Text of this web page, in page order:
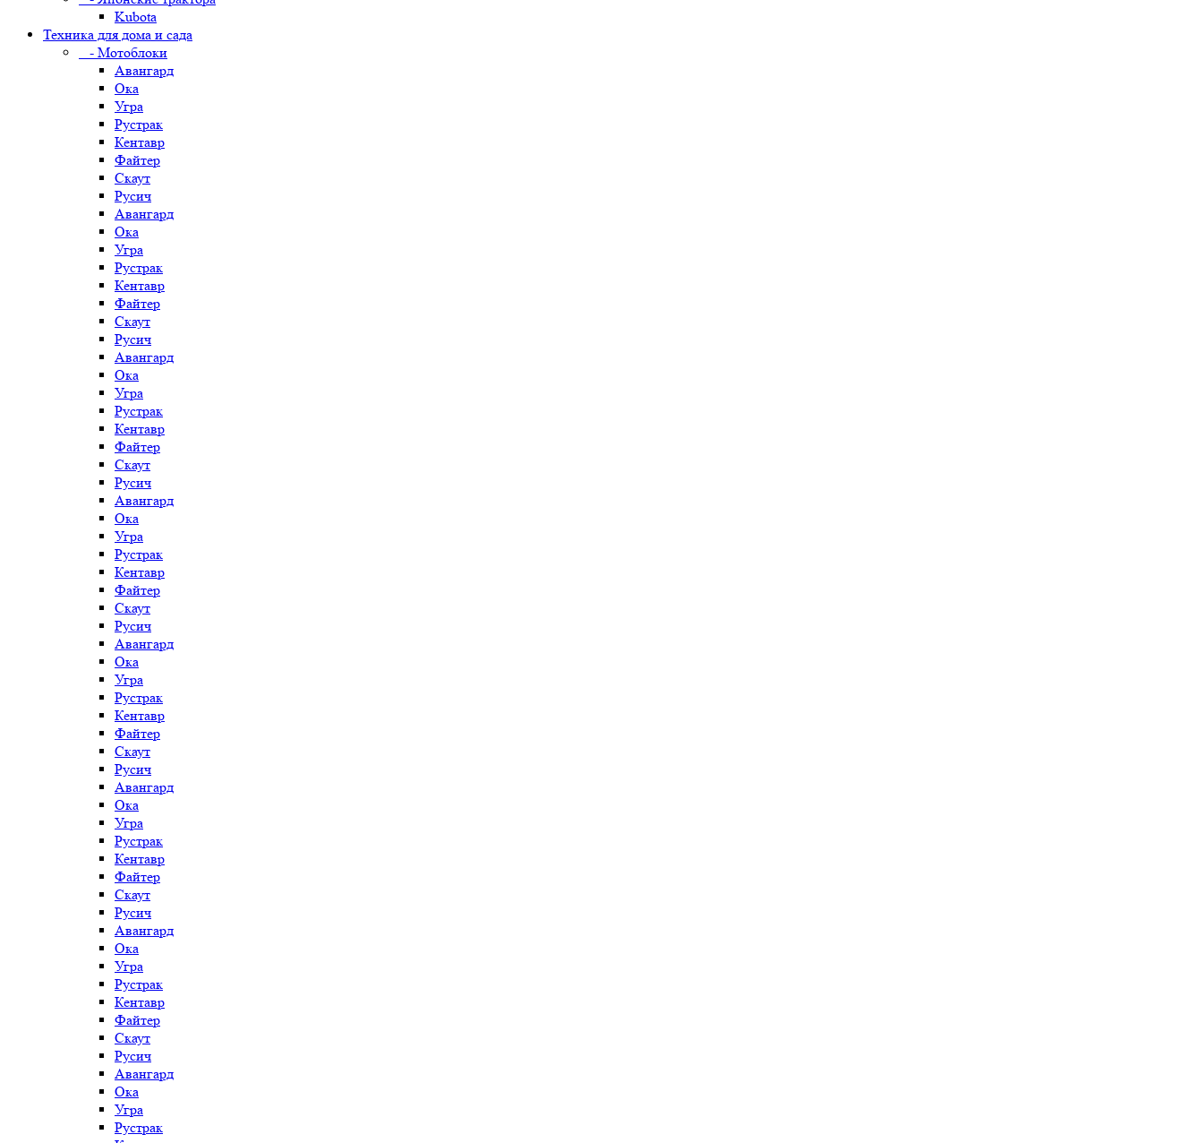
Kubota
Техника для дома и сада
- Мотоблоки
Авангард
Ока
Угра
Рустрак
Кентавр
Файтер
Скаут
Русич
Авангард
Ока
Угра
Рустрак
Кентавр
Файтер
Скаут
Русич
Авангард
Ока
Угра
Рустрак
Кентавр
Файтер
Скаут
Русич
Авангард
Ока
Угра
Рустрак
Кентавр
Файтер
Скаут
Русич
Авангард
Ока
Угра
Рустрак
Кентавр
Файтер
Скаут
Русич
Авангард
Ока
Угра
Рустрак
Кентавр
Файтер
Скаут
Русич
Авангард
Ока
Угра
Рустрак
Кентавр
Файтер
Скаут
Русич
Авангард
Ока
Угра
Рустрак